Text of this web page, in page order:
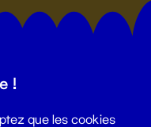
!
que les cookies